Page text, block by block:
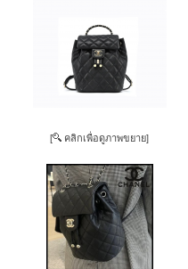
[ คลิกเพื่อดูภาพขยาย]